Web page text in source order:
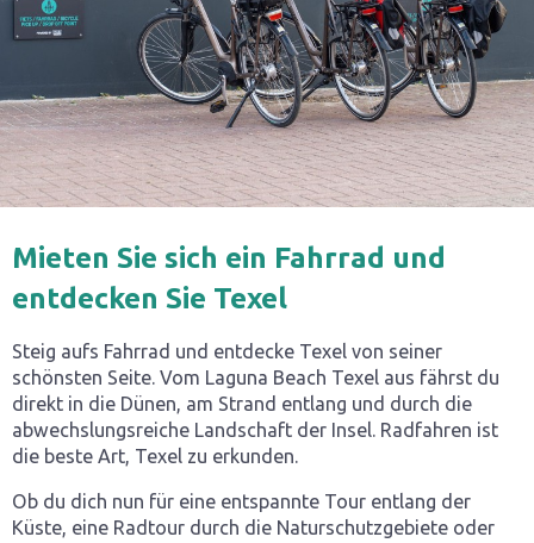
Mieten Sie sich ein Fahrrad und
entdecken Sie Texel
Steig aufs Fahrrad und entdecke Texel von seiner
schönsten Seite. Vom Laguna Beach Texel aus fährst du
direkt in die Dünen, am Strand entlang und durch die
abwechslungsreiche Landschaft der Insel. Radfahren ist
die beste Art, Texel zu erkunden.
Ob du dich nun für eine entspannte Tour entlang der
Küste, eine Radtour durch die Naturschutzgebiete oder